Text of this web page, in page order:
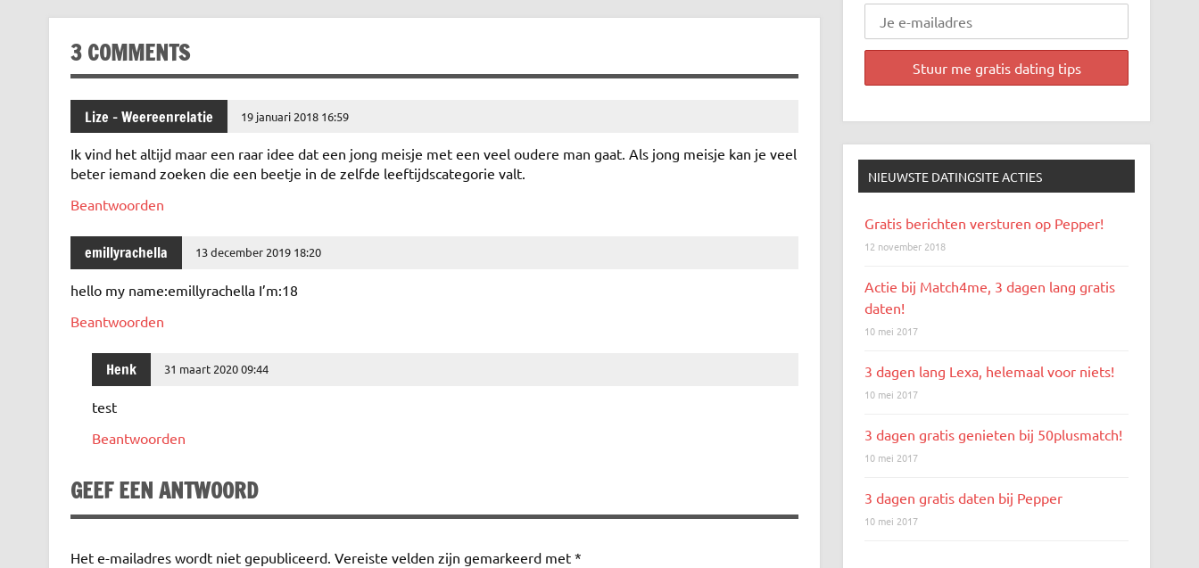
3 COMMENTS
Lize - Weereenrelatie 19 januari 2018 16:59
Ik vind het altijd maar een raar idee dat een jong meisje met een veel oudere man gaat. Als jong meisje kan je veel
beter iemand zoeken die een beetje in de zelfde leeftijdscategorie valt.
Beantwoorden
emillyrachella 13 december 2019 18:20
hello my name:emillyrachella I’m:18
Beantwoorden
Henk 31 maart 2020 09:44
test
Beantwoorden
GEEF EEN ANTWOORD
Het e-mailadres wordt niet gepubliceerd. Vereiste velden zijn gemarkeerd met *
NIEUWSTE DATINGSITE ACTIES
Gratis berichten versturen op Pepper!
12 november 2018
Actie bij Match4me, 3 dagen lang gratis
daten!
10 mei 2017
3 dagen lang Lexa, helemaal voor niets!
10 mei 2017
3 dagen gratis genieten bij 50plusmatch!
10 mei 2017
3 dagen gratis daten bij Pepper
10 mei 2017